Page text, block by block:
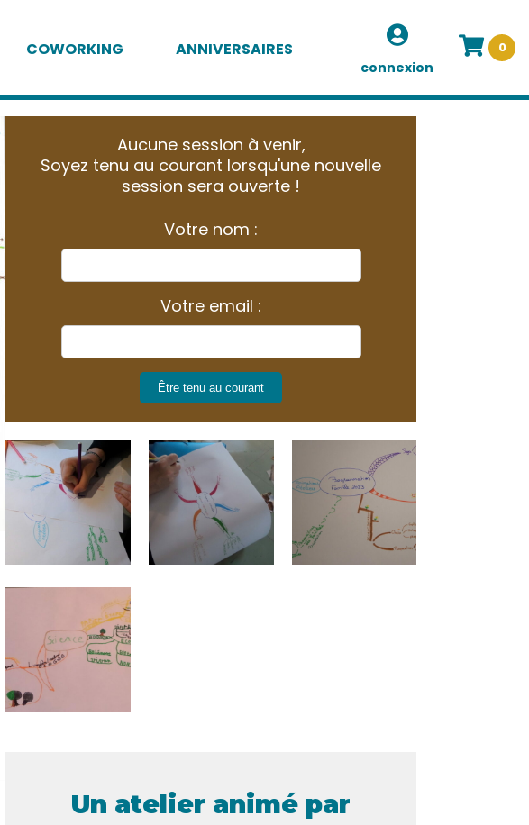
COWORKING ANNIVERSAIRES
connexion
0
Aucune session à venir,
Soyez tenu au courant lorsqu'une nouvelle
session sera ouverte !
Votre nom :
Votre email :
Être tenu au courant
Un atelier animé par